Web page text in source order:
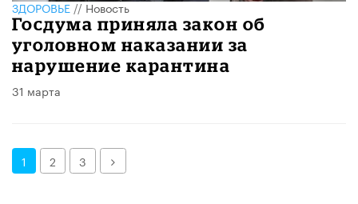
ЗДОРОВЬЕ//Новость
Госдума приняла закон об
уголовном наказании за
нарушение карантина
31 марта
1 2 3 Далее